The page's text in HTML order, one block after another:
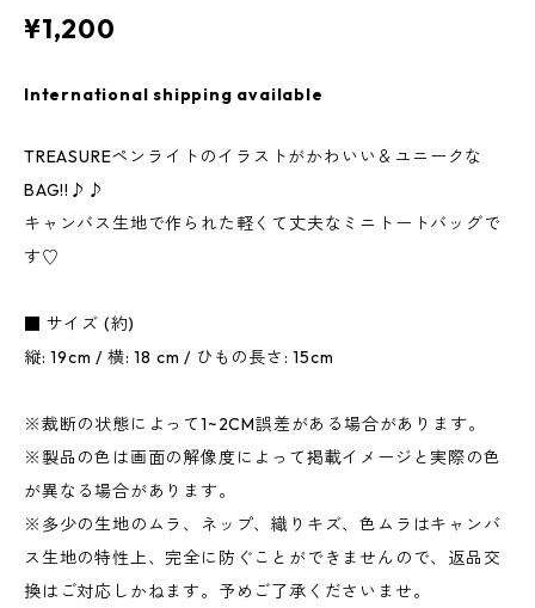
¥1,200
International shipping available
TREASUREペンライトのイラストがかわいい＆ユニークな
BAG!!♪♪
キャンバス生地で作られた軽くて丈夫なミニトートバッグで
す♡
■ サイズ (約)
縦: 19cm / 横: 18 cm / ひもの長さ: 15cm
※裁断の状態によって1~2CM誤差がある場合があります。
※製品の色は画面の解像度によって掲載イメージと実際の色
が異なる場合があります。
※多少の生地のムラ、ネップ、織りキズ、色ムラはキャンバ
ス生地の特性上、完全に防ぐことができませんので、返品交
換はご対応しかねます。予めご了承くださいませ。